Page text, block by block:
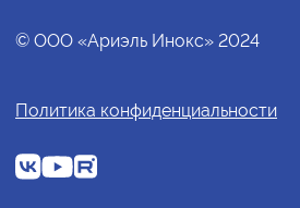
© ООО «Ариэль Инокс» 2024
Политика конфиденциальности